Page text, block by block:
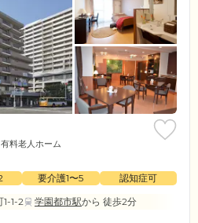
料老人ホーム
要介護1〜5
認知症可
1-2
学園都市駅から 徒歩2分